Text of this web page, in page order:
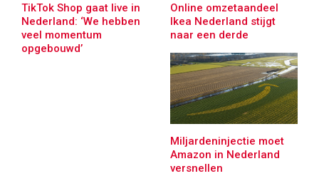
TikTok Shop gaat live in
Nederland: ‘We hebben
veel momentum
opgebouwd’
Online omzetaandeel
Ikea Nederland stijgt
naar een derde
Miljardeninjectie moet
Amazon in Nederland
versnellen